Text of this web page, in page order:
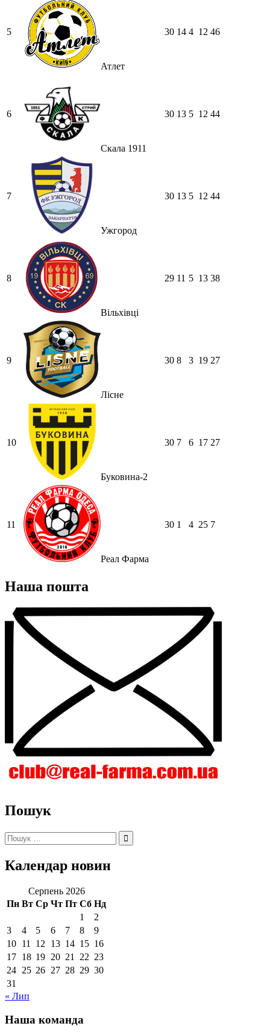
5
Атлет
30 14 4 12 46
6
Скала 1911
30 13 5 12 44
7
Ужгород
30 13 5 12 44
8
Вільхівці
29 11 5 13 38
9
Лісне
30 8 3 19 27
10
Буковина-2
30 7 6 17 27
11
Реал Фарма
30 1 4 25 7
Наша пошта
Пошук
Пошук:
Календар новин
Серпень 2026
Пн Вт Ср Чт Пт Сб Нд
1
2
3
4 5 6 7 8
9
10 11 12 13 14 15 16
17 18 19 20 21 22 23
24 25 26 27 28 29 30
31
« Лип
Наша команда